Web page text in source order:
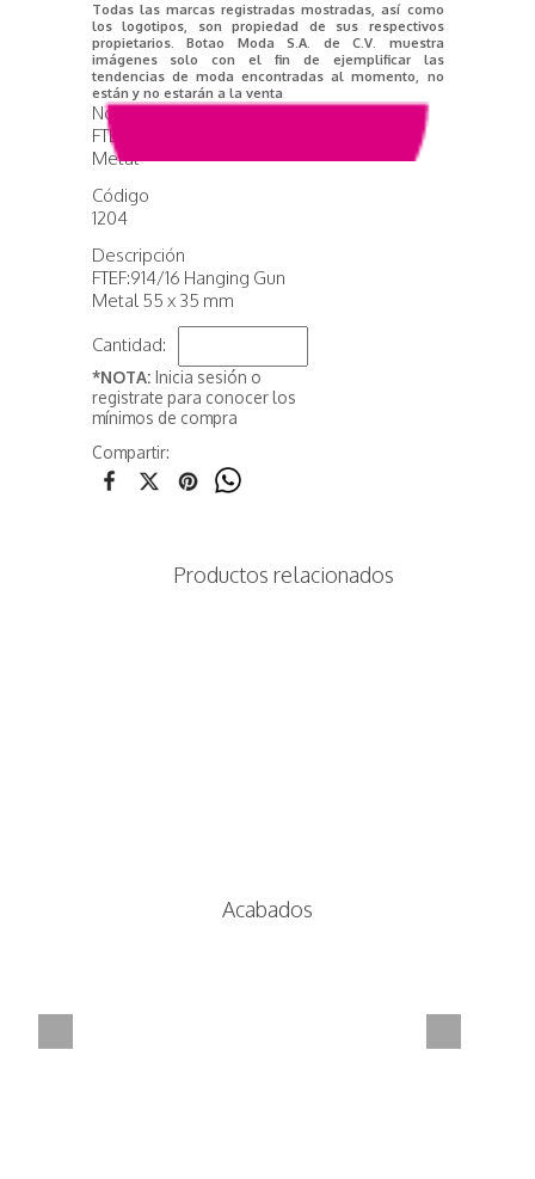
Todas las marcas registradas mostradas, así como
los logotipos, son propiedad de sus respectivos
propietarios. Botao Moda S.A. de C.V. muestra
imágenes solo con el fin de ejemplificar las
tendencias de moda encontradas al momento, no
están y no estarán a la venta
Nombre del producto
FTEF:914/16 Hanging Gun
Metal
Código
1204
Descripción
FTEF:914/16 Hanging Gun
Metal 55 x 35 mm
Cantidad:
*NOTA: Inicia sesión o
registrate para conocer los
mínimos de compra
Compartir:
Productos relacionados
Acabados